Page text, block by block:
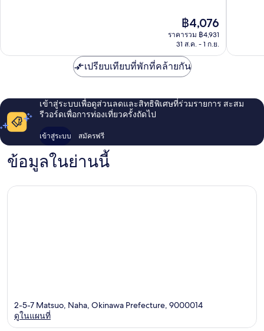
ราคา
ปัจจุบัน
คือ
฿4,076
ราคารวม ฿4,931
31 ส.ค. - 1 ก.ย.
รีวิว
เปรียบเทียบที่พักที่คล้ายกัน
เข้าสู่ระบบเพื่อดูส่วนลดและสิทธิพิเศษที่ร่วมรายการ สะสม
รีวอร์ดเพื่อการท่องเที่ยวครั้งถัดไป
เข้าสู่ระบบ สมัครฟรี
ข้อมูลในย่านนี้
2-5-7 Matsuo, Naha, Okinawa Prefecture, 9000014
ดูในแผนที่